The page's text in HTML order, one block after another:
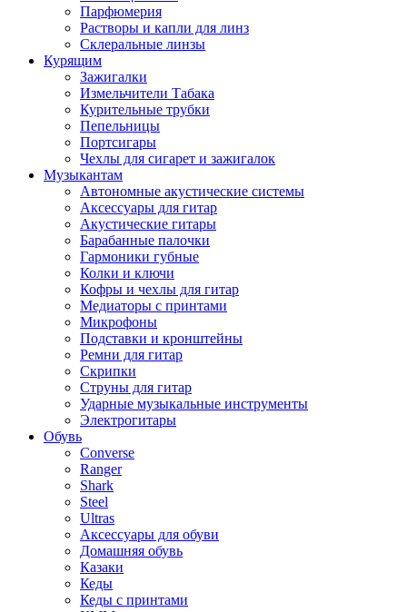
Парфюмерия
Растворы и капли для линз
Склеральные линзы
Курящим
Зажигалки
Измельчители Табака
Курительные трубки
Пепельницы
Портсигары
Чехлы для сигарет и зажигалок
Музыкантам
Автономные акустические системы
Аксессуары для гитар
Акустические гитары
Барабанные палочки
Гармоники губные
Колки и ключи
Кофры и чехлы для гитар
Медиаторы с принтами
Микрофоны
Подставки и кронштейны
Ремни для гитар
Скрипки
Струны для гитар
Ударные музыкальные инструменты
Электрогитары
Обувь
Converse
Ranger
Shark
Steel
Ultras
Аксессуары для обуви
Домашняя обувь
Казаки
Кеды
Кеды с принтами